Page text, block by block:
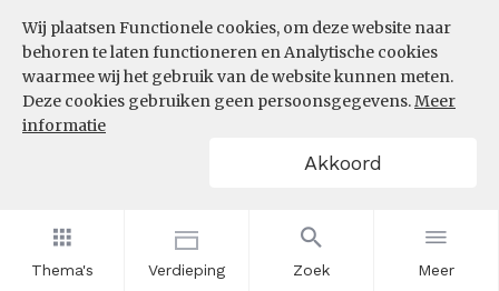
Thema's Verdieping Zoek Meer
Wij plaatsen Functionele cookies, om deze website naar
behoren te laten functioneren en Analytische cookies
waarmee wij het gebruik van de website kunnen meten.
Deze cookies gebruiken geen persoonsgegevens.Meer
informatie
Akkoord
TOP 10 REGIO'S MET KLEINSTE
AANDEEL TEKORT AAN
ARBEIDSKRACHTEN
Filters